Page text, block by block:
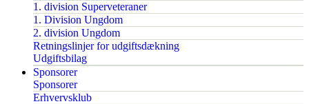
1. division Superveteraner
1. Division Ungdom
2. division Ungdom
Retningslinjer for udgiftsdækning
Udgiftsbilag
Sponsorer
Sponsorer
Erhvervsklub